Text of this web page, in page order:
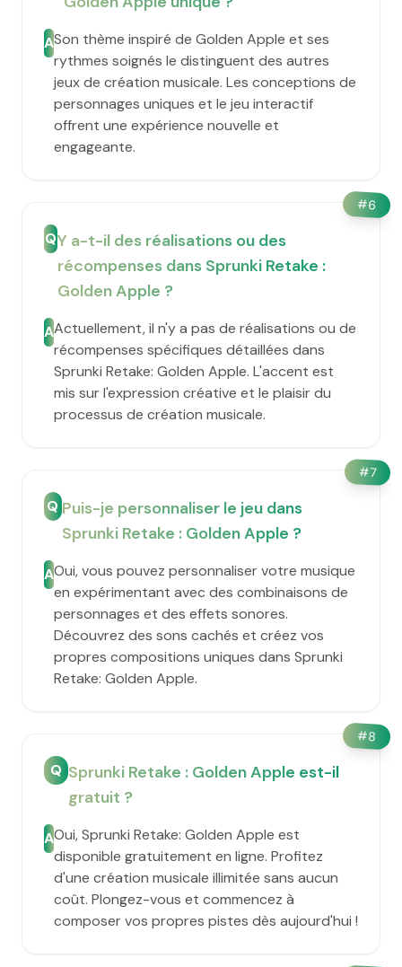
ASon thème inspiré de Golden Apple et ses
rythmes soignés le distinguent des autres
jeux de création musicale. Les conceptions de
personnages uniques et le jeu interactif
offrent une expérience nouvelle et
engageante.
#6
QY a-t-il des réalisations ou des
récompenses dans Sprunki Retake :
Golden Apple ?
AActuellement, il n'y a pas de réalisations ou de
récompenses spécifiques détaillées dans
Sprunki Retake: Golden Apple. L'accent est
mis sur l'expression créative et le plaisir du
processus de création musicale.
#7
Q Puis-je personnaliser le jeu dans
Sprunki Retake : Golden Apple ?
AOui, vous pouvez personnaliser votre musique
en expérimentant avec des combinaisons de
personnages et des effets sonores.
Découvrez des sons cachés et créez vos
propres compositions uniques dans Sprunki
Retake: Golden Apple.
#8
Q Sprunki Retake : Golden Apple est-il
gratuit ?
AOui, Sprunki Retake: Golden Apple est
disponible gratuitement en ligne. Profitez
d'une création musicale illimitée sans aucun
coût. Plongez-vous et commencez à
composer vos propres pistes dès aujourd'hui !